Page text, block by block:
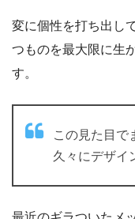
変に個性を打ち出し
つものを最大限に生
す。
この見た目で
久々にデザイ